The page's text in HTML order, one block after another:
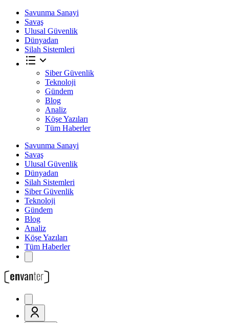
Savunma Sanayi
Savaş
Ulusal Güvenlik
Dünyadan
Silah Sistemleri
Siber Güvenlik
Teknoloji
Gündem
Blog
Analiz
Köşe Yazıları
Tüm Haberler
Savunma Sanayi
Savaş
Ulusal Güvenlik
Dünyadan
Silah Sistemleri
Siber Güvenlik
Teknoloji
Gündem
Blog
Analiz
Köşe Yazıları
Tüm Haberler